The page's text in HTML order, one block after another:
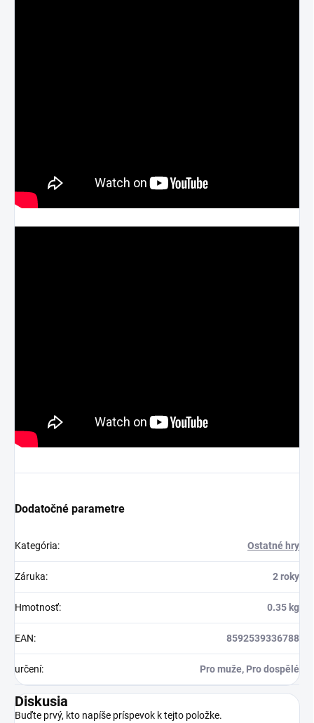
Dodatočné parametre
Kategória: Ostatné hry
Záruka: 2 roky
Hmotnosť: 0.35 kg
EAN: 8592539336788
určení: Pro muže, Pro dospělé
Diskusia
Buďte prvý, kto napíše príspevok k tejto položke.